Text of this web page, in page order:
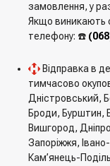
замовлення, у
Якщо виникають
телефону: ☎️
Відправка в
тимчасово
Дністровський,
Броди, Бурштин,
Вишгород,
Запоріжжя,
Кам’янець-